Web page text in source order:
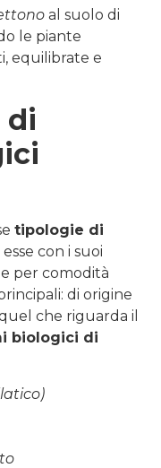
al suolo di
le piante
equilibrate e
di
tipologie di
con i suoi
per comodità
di origine
che riguarda il
biologici di